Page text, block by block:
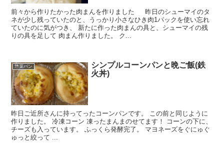
前々から作りたかった肉まんを作りました 昨日のシューマイのタ
ネが少し残っていたのと、うっかり小さなひき肉1パックを使い忘れ
ていたのに気がつき、 新たに作った肉まんの具と、シューマイの残
りの具を足して 肉まん作りました。 ク...
惣菜パン
シンプルコーンパンと晩ご飯(鉄
火丼)
昨日ご近所さんに持ってったコーンパンです。 この前と同じように
作りました。 冷凍コーン 凍ったまんまのせてます！ コーンの下に、
チーズも入っています。 ふっくら発酵完了。 マヨネーズをぐにゅぐ
ゅっと絞って ...